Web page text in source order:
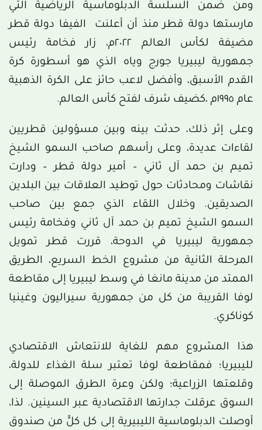
ومن ضمن السلسة الدبلوماسية الرياضية التي
مارستها دولة قطر منذ أن أعلنت الفيفا دولة قطر
مضيفة لكأس العالم ٢٠٢٢م، زار فخامة رئيس
جمهورية ليبيريا جورج وياه الذي هو أسطورة كرة
القدم الأسبق، وأفضل لاعب حائز على الكرة الذهبية
عام ١٩٩٥م ،كضيف شرف لفتح كأس العالم.
وعلى إثر ذلك، حدثت بينه وبين مسؤولين قطريين
لقاءات عديدة، وعلى رأسهم صاحب السمو الشيخ
تميم بن حمد آل ثاني – أمير دولة قطر – ودارت
نقاشات ومحادثات حول توطيد العلاقات بين البلدين
الصديقين. وخلال اللقاء الذي جمع بين صاحب
السمو الشيخ تميم بن حمد آل ثاني وفخامة رئيس
جمهورية ليبيريا في الدوحة، قررت قطر تمويل
المرحلة الثانية من مشروع الخط السريع، الطريق
الممتد من مدينة مانغا في وسط ليبيريا إلى مقاطعة
لوفا القريبة من كل من جمهورية سيراليون وغينيا
كوناكري.
هذا المشروع مهم للغاية للانتعاش الاقتصادي
لليبيريا؛ فمقاطعة لوفا تعتبر سلة الغذاء للدولة،
وقلعتها الزراعية؛ ولكن وعرة الطرق الموصلة إلى
السوق عرقلت جدارتها الاقتصادية عبر السينين. لذا،
أوصلت الدبلوماسية الليبيرية إلى كل كلٍّ من صندوق